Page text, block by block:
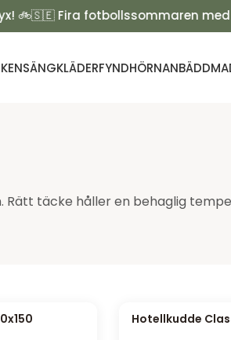
🇸🇪 Fira fotbollssommaren med
SÄNGKLÄDERFYNDHÖRNAN
täcke håller en behaglig
Hotellkudde